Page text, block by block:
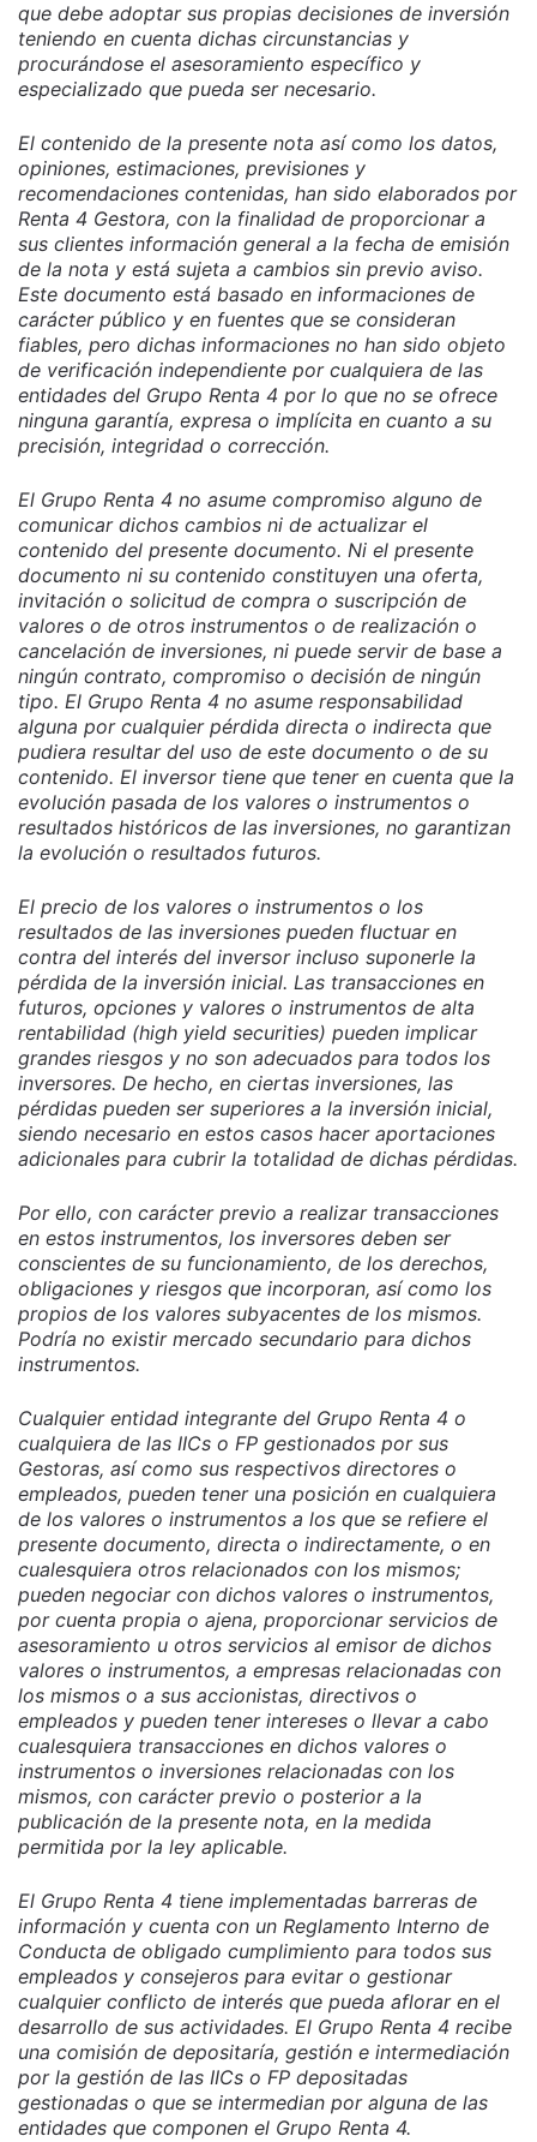
que debe adoptar sus propias decisiones de inversión
teniendo en cuenta dichas circunstancias y
procurándose el asesoramiento específico y
especializado que pueda ser necesario.
El contenido de la presente nota así como los datos,
opiniones, estimaciones, previsiones y
recomendaciones contenidas, han sido elaborados por
Renta 4 Gestora, con la finalidad de proporcionar a
sus clientes información general a la fecha de emisión
de la nota y está sujeta a cambios sin previo aviso.
Este documento está basado en informaciones de
carácter público y en fuentes que se consideran
fiables, pero dichas informaciones no han sido objeto
de verificación independiente por cualquiera de las
entidades del Grupo Renta 4 por lo que no se ofrece
ninguna garantía, expresa o implícita en cuanto a su
precisión, integridad o corrección.
El Grupo Renta 4 no asume compromiso alguno de
comunicar dichos cambios ni de actualizar el
contenido del presente documento. Ni el presente
documento ni su contenido constituyen una oferta,
invitación o solicitud de compra o suscripción de
valores o de otros instrumentos o de realización o
cancelación de inversiones, ni puede servir de base a
ningún contrato, compromiso o decisión de ningún
tipo. El Grupo Renta 4 no asume responsabilidad
alguna por cualquier pérdida directa o indirecta que
pudiera resultar del uso de este documento o de su
contenido. El inversor tiene que tener en cuenta que la
evolución pasada de los valores o instrumentos o
resultados históricos de las inversiones, no garantizan
la evolución o resultados futuros.
El precio de los valores o instrumentos o los
resultados de las inversiones pueden fluctuar en
contra del interés del inversor incluso suponerle la
pérdida de la inversión inicial. Las transacciones en
futuros, opciones y valores o instrumentos de alta
rentabilidad (high yield securities) pueden implicar
grandes riesgos y no son adecuados para todos los
inversores. De hecho, en ciertas inversiones, las
pérdidas pueden ser superiores a la inversión inicial,
siendo necesario en estos casos hacer aportaciones
adicionales para cubrir la totalidad de dichas pérdidas.
Por ello, con carácter previo a realizar transacciones
en estos instrumentos, los inversores deben ser
conscientes de su funcionamiento, de los derechos,
obligaciones y riesgos que incorporan, así como los
propios de los valores subyacentes de los mismos.
Podría no existir mercado secundario para dichos
instrumentos.
Cualquier entidad integrante del Grupo Renta 4 o
cualquiera de las IICs o FP gestionados por sus
Gestoras, así como sus respectivos directores o
empleados, pueden tener una posición en cualquiera
de los valores o instrumentos a los que se refiere el
presente documento, directa o indirectamente, o en
cualesquiera otros relacionados con los mismos;
pueden negociar con dichos valores o instrumentos,
por cuenta propia o ajena, proporcionar servicios de
asesoramiento u otros servicios al emisor de dichos
valores o instrumentos, a empresas relacionadas con
los mismos o a sus accionistas, directivos o
empleados y pueden tener intereses o llevar a cabo
cualesquiera transacciones en dichos valores o
instrumentos o inversiones relacionadas con los
mismos, con carácter previo o posterior a la
publicación de la presente nota, en la medida
permitida por la ley aplicable.
El Grupo Renta 4 tiene implementadas barreras de
información y cuenta con un Reglamento Interno de
Conducta de obligado cumplimiento para todos sus
empleados y consejeros para evitar o gestionar
cualquier conflicto de interés que pueda aflorar en el
desarrollo de sus actividades. El Grupo Renta 4 recibe
una comisión de depositaría, gestión e intermediación
por la gestión de las IICs o FP depositadas
gestionadas o que se intermedian por alguna de las
entidades que componen el Grupo Renta 4.